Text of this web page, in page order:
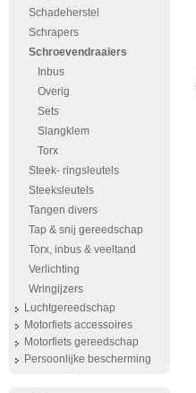
Schadeherstel
Schrapers
Schroevendraaiers
Inbus
Overig
Sets
Slangklem
Torx
Steek- ringsleutels
Steeksleutels
Tangen divers
Tap & snij gereedschap
Torx, inbus & veeltand
Verlichting
Wringijzers
Luchtgereedschap
Motorfiets accessoires
Motorfiets gereedschap
Persoonlijke bescherming